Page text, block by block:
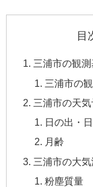
目
三浦市の観
三浦市の
三浦市の天気
日の出・
月齢
三浦市の大
粉塵質量